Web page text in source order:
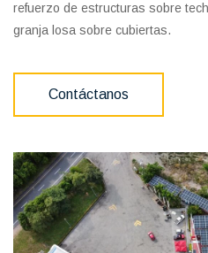
refuerzo de estructuras sobre
granja losa sobre cubiertas.
Contáctanos